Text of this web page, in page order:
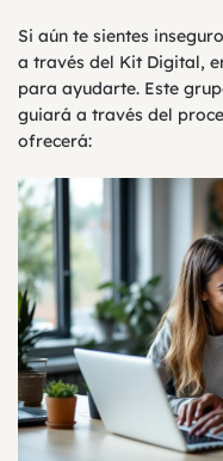
Si aún te sientes
a través del Kit Digital,
para ayudarte. Este
guiará a través del
ofrecerá: